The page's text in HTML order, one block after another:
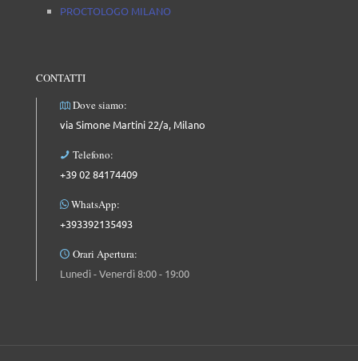
PROCTOLOGO MILANO
CONTATTI
Dove siamo:
via Simone Martini 22/a, Milano
Telefono:
+39 02 84174409
WhatsApp:
+393392135493
Orari Apertura:
Lunedì - Venerdì 8:00 - 19:00